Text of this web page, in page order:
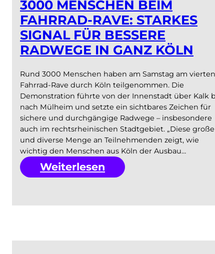
Klage
gegen
die
Stadt
ein
3000 MENSCHEN BEIM
FAHRRAD-RAVE: STARKES
SIGNAL FÜR BESSERE
RADWEGE IN GANZ KÖLN
Rund 3000 Menschen haben am Samstag am vierten
Fahrrad-Rave durch Köln teilgenommen. Die
Demonstration führte von der Innenstadt über Kalk
nach Mülheim und setzte ein sichtbares Zeichen für
sichere und durchgängige Radwege – insbesondere
auch im rechtsrheinischen Stadtgebiet. „Diese große
und diverse Menge an Teilnehmenden zeigt, wie
wichtig den Menschen aus Köln der Ausbau…
Weiterlesen